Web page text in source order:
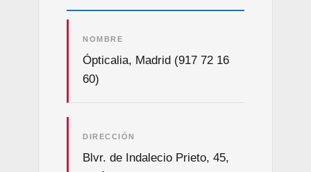
NOMBRE
Ópticalia, Madrid (917 72 16
60)
DIRECCIÓN
Blvr. de Indalecio Prieto, 45,